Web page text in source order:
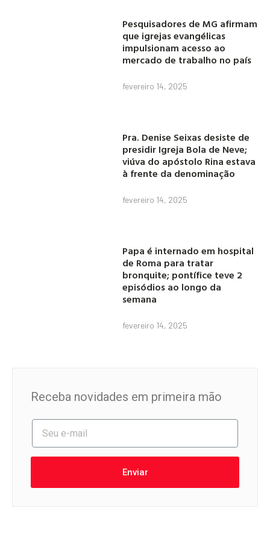
Pesquisadores de MG afirmam
que igrejas evangélicas
impulsionam acesso ao
mercado de trabalho no país
fevereiro 14, 2025
Pra. Denise Seixas desiste de
presidir Igreja Bola de Neve;
viúva do apóstolo Rina estava
à frente da denominação
fevereiro 14, 2025
Papa é internado em hospital
de Roma para tratar
bronquite; pontífice teve 2
episódios ao longo da
semana
fevereiro 14, 2025
Receba novidades em primeira mão
Enviar